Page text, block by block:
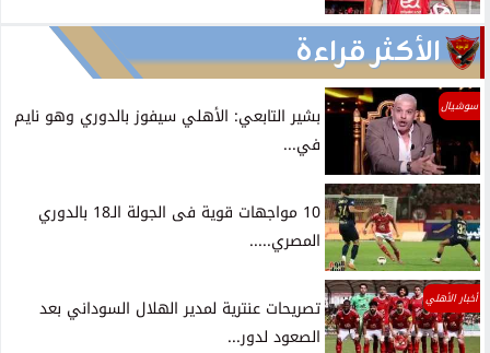
الأكثر قراءة
سوشيال
بشير التابعي: الأهلي سيفوز بالدوري وهو نايم
في...
10 مواجهات قوية فى الجولة الـ18 بالدوري
المصري.....
أخبار الأهلي
تصريحات عنترية لمدير الهلال السوداني بعد
الصعود لدور...